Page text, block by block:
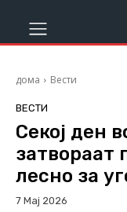
дома Вести
ВЕСТИ
Секој ден
затвораат
лесно за
7 Мај 2026